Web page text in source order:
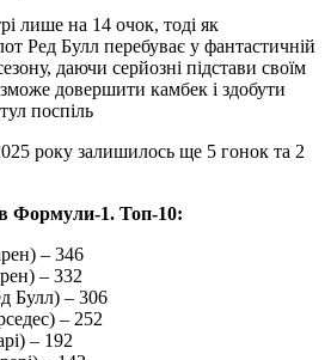
лише на 14 очок, тоді як
Ред Булл перебуває у фантастичній
даючи серйозні підстави своїм
довершити камбек і здобути
поспіль
року залишилось ще 5 гонок та 2
Формули-1. Топ-10:
– 346
– 332
Булл) – 306
– 252
– 192